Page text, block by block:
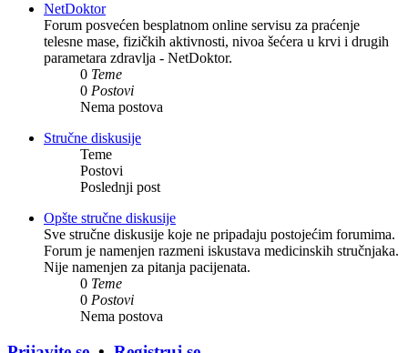
NetDoktor
Forum posvećen besplatnom online servisu za praćenje
telesne mase, fizičkih aktivnosti, nivoa šećera u krvi i drugih
parametara zdravlja - NetDoktor.
0 Teme
0 Postovi
Nema postova
Stručne diskusije
Teme
Postovi
Poslednji post
Opšte stručne diskusije
Sve stručne diskusije koje ne pripadaju postojećim forumima.
Forum je namenjen razmeni iskustava medicinskih stručnjaka.
Nije namenjen za pitanja pacijenata.
0 Teme
0 Postovi
Nema postova